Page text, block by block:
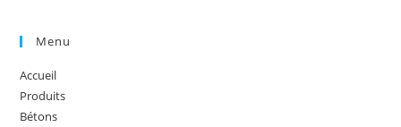
Menu
Accueil
Produits
Bétons